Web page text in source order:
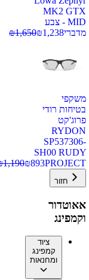
MK2 GTX
MID - צבע
מדברי
₪1,238
₪1,650
משקפי
בטיחות רודי
פרוג'קט
RYDON
SP537306-
SH00 RUDY
PROJECT
₪893
1,190
חזור
אאוטדור
וקמפינג
ציוד
קמפינג
ומחנאות